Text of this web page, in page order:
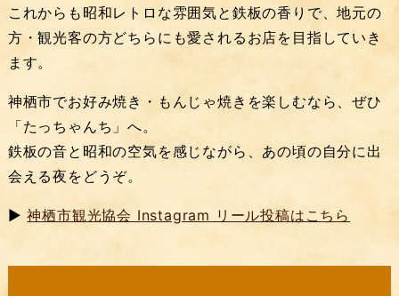
これからも昭和レトロな雰囲気と鉄板の香りで、地元の
方・観光客の方どちらにも愛されるお店を目指していき
ます。
神栖市でお好み焼き・もんじゃ焼きを楽しむなら、ぜひ
「たっちゃんち」へ。
鉄板の音と昭和の空気を感じながら、あの頃の自分に出
会える夜をどうぞ。
▶️神栖市観光協会 Instagram リール投稿はこちら